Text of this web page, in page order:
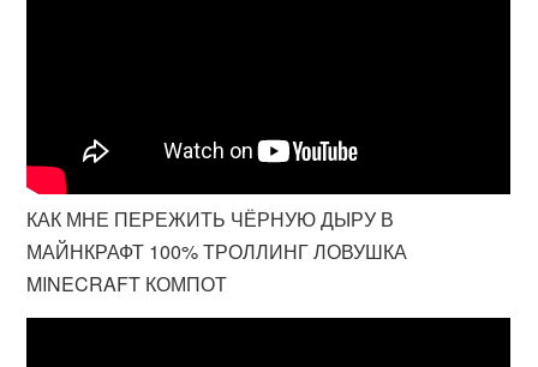
КАК МНЕ ПЕРЕЖИТЬ ЧЁРНУЮ ДЫРУ В
МАЙНКРАФТ 100% ТРОЛЛИНГ ЛОВУШКА
MINECRAFT КОМПОТ